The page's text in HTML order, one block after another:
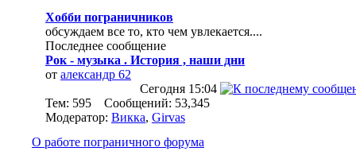
Хобби пограничников
обсуждаем все то, кто чем увлекается....
Последнее сообщение
Рок - музыка . История , наши дни
от александр 62
Сегодня 15:04
Тем: 595 Сообщений: 53,345
Модератор: Викка, Girvas
О работе пограничного форума